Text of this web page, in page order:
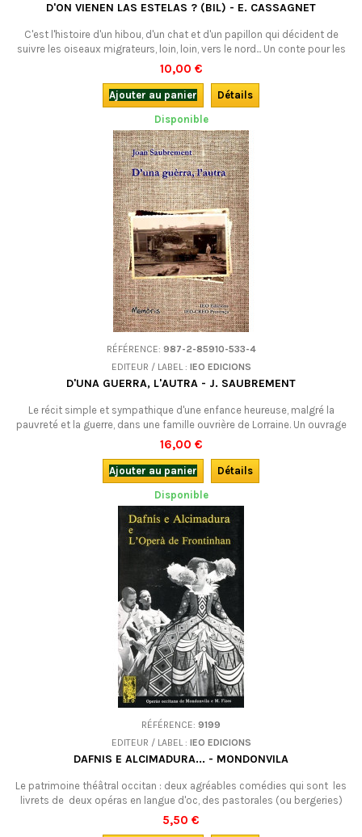
D'ON VIENEN LAS ESTELAS ? (BIL) - E. CASSAGNET
C'est l'histoire d'un hibou, d'un chat et d'un papillon qui décident de
suivre les oiseaux migrateurs, loin, loin, vers le nord... Un conte pour les
plus jeunes, à lire et à écouter ensemble, le nez en l'air, bien sûr.Bilingue :
en occitan (gascon) avec résumé en français.
10,00 €
Ajouter au panier
Détails
Disponible
RÉFÉRENCE: 987-2-85910-533-4
EDITEUR / LABEL : IEO EDICIONS
D'UNA GUERRA, L'AUTRA - J. SAUBREMENT
Le récit simple et sympathique d'une enfance heureuse, malgré la
pauvreté et la guerre, dans une famille ouvrière de Lorraine. Un ouvrage
qui intéressera aussi les adolescents et les jeunes adultes pour la
description des modes de vie du début du 20e siècle. En occitan.
16,00 €
Ajouter au panier
Détails
Disponible
RÉFÉRENCE: 9199
EDITEUR / LABEL : IEO EDICIONS
DAFNIS E ALCIMADURA... - MONDONVILA
Le patrimoine théâtral occitan : deux agréables comédies qui sont les
livrets de deux opéras en langue d'oc, des pastorales (ou bergeries)
des 17e et 18e siècles.En occitan.
5,50 €